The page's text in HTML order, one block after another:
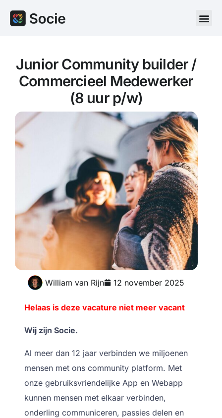
Junior Community builder /
Commercieel Medewerker
(8 uur p/w)
William van Rijn 12 november 2025
Helaas is deze vacature niet meer vacant
Wij zijn Socie.
Al meer dan 12 jaar verbinden we miljoenen
mensen met ons community platform. Met
onze gebruiksvriendelijke App en Webapp
kunnen mensen met elkaar verbinden,
onderling communiceren, passies delen en